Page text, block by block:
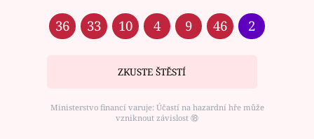
36 33 10 4 9 46 2
ZKUSTE ŠTĚSTÍ
Ministerstvo financí varuje: Účastí na hazardní hře může
vzniknout závislost ⑱